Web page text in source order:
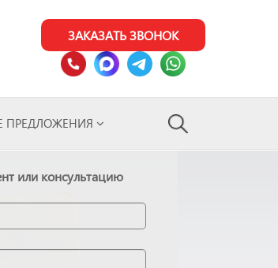
ЗАКАЗАТЬ ЗВОНОК
ПРЕДЛОЖЕНИЯ
или консультацию